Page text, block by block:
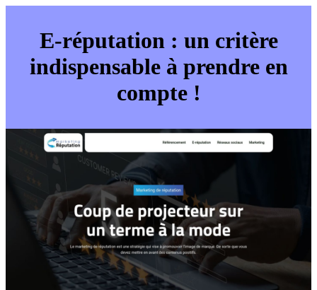
E-réputation : un critère
indispensable à prendre en
compte !